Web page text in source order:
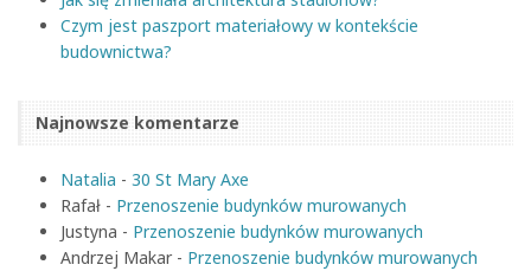
Czym jest paszport materiałowy w kontekście
budownictwa?
Najnowsze komentarze
Natalia - 30 St Mary Axe
Rafał - Przenoszenie budynków murowanych
Justyna - Przenoszenie budynków murowanych
Andrzej Makar - Przenoszenie budynków murowanych